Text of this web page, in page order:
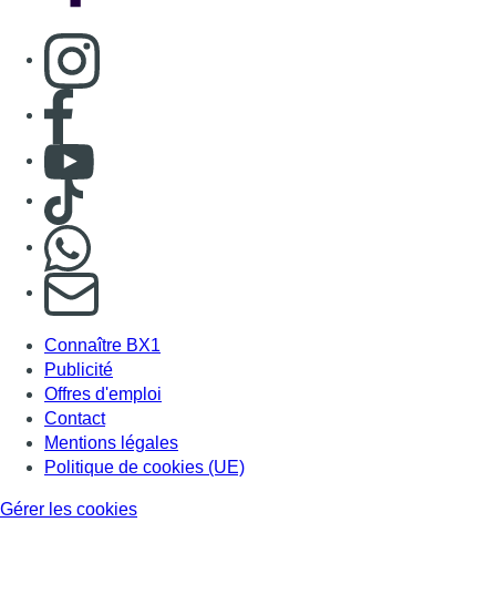
Consulter page Instagram
Consulter page Facebook
Consulter Youtube
Consulter TikTok
S'abonner à notre newsletter
Connaître BX1
Publicité
Offres d'emploi
Contact
Mentions légales
Politique de cookies (UE)
Gérer les cookies